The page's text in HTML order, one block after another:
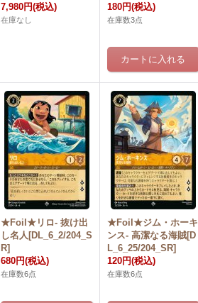
7,980円(税込)
在庫なし
180円(税込)
在庫数3点
★Foil★リロ- 抜け出
し名人[DL_6_2/204_S
R]
680円(税込)
在庫数6点
★Foil★ジム・ホーキ
ンス- 高潔なる海賊[D
L_6_25/204_SR]
120円(税込)
在庫数6点